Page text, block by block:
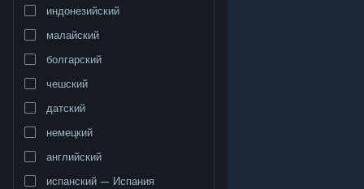
индонезийский
малайский
болгарский
чешский
датский
немецкий
английский
испанский — Испания